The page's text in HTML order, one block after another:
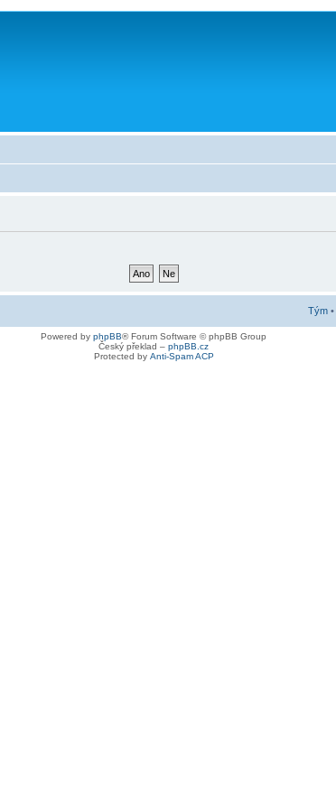
Tým•
Powered by phpBB® Forum Software © phpBB Group
Český překlad – phpBB.cz
Protected by Anti-Spam ACP